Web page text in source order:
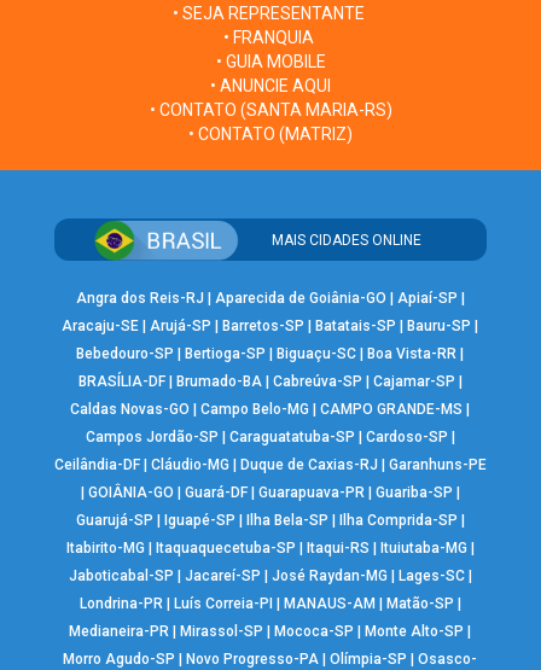
• SEJA REPRESENTANTE
• FRANQUIA
• GUIA MOBILE
• ANUNCIE AQUI
• CONTATO (SANTA MARIA-RS)
• CONTATO (MATRIZ)
MAIS CIDADES ONLINE
Angra dos Reis-RJ Aparecida de Goiânia-GO Apiaí-SP
Aracaju-SE |Arujá-SP Barretos-SP Batatais-SP Bauru-SP
Bebedouro-SP
Bertioga-SP Biguaçu-SC Boa Vista-RR
BRASÍLIA-DF| Brumado-BA| Cabreúva-SP Cajamar-SP
Caldas Novas-GO
|Campo Belo-MG |CAMPO GRANDE-MS
Campos Jordão-SP
Caraguatatuba-SP Cardoso-SP
Ceilândia-DF| Cláudio-MG Duque de Caxias-RJ
Garanhuns-PE
GOIÂNIA-GO Guará-DF| Guarapuava-PR| Guariba-SP
Guarujá-SP
Iguapé-SP Ilha Bela-SP Ilha Comprida-SP
Itabirito-MG
Itaquaquecetuba-SP Itaqui-RS Ituiutaba-MG
Jaboticabal-SP
Jacareí-SP José Raydan-MG Lages-SC|
Londrina-PR| Luís Correia-PI MANAUS-AM Matão-SP
Medianeira-PR
Mirassol-SP Mococa-SP Monte Alto-SP
Morro Agudo-SP
Novo Progresso-PA |Olímpia-SP |Osasco-